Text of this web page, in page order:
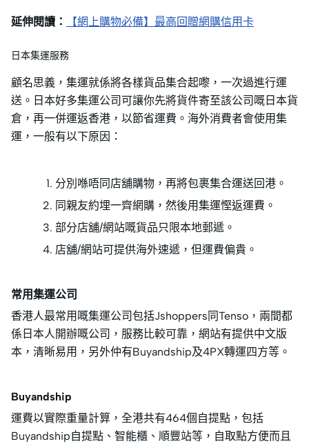
延伸閱讀： 【網上購物必備】最高回贈網購信用卡
日本集運服務
顧名思義，集運就係將各樣貨品集合起嚟，一次過進行運
送。日本好多集運公司可讓你先將貨件寄至該公司嘅日本貨
倉，再一併運返香港，以節省運費。海外消費者會使用集
運，一般有以下原因：
分別喺唔同店舖購物，再將包裹集合運送回港。
同親友約埋一齊網購，然後用集運慳返運費。
部分店舖/網站嘅貨品只限本地郵遞。
店舖/網站可提供海外速遞，但運費偏貴。
常用集運公司
香港人最常用嘅集運公司包括Jshoppers同Tenso，兩間都
係日本人開辦嘅公司，服務比較可靠，網站有提供中文版
本，清晰易用，另外仲有Buyandship及4PX轉運四方等。
Buyandship
運費以實際重量計算，全港共有464個自提點，包括
Buyandship自提點、智能櫃、順豐站等，自取點方便而且